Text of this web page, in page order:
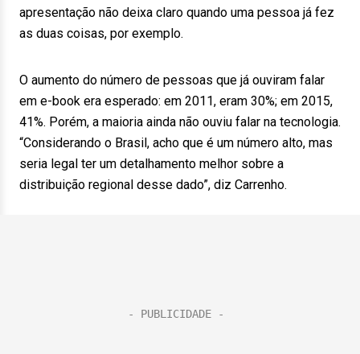
apresentação não deixa claro quando uma pessoa já fez
as duas coisas, por exemplo.
O aumento do número de pessoas que já ouviram falar
em e-book era esperado: em 2011, eram 30%; em 2015,
41%. Porém, a maioria ainda não ouviu falar na tecnologia.
“Considerando o Brasil, acho que é um número alto, mas
seria legal ter um detalhamento melhor sobre a
distribuição regional desse dado”, diz Carrenho.